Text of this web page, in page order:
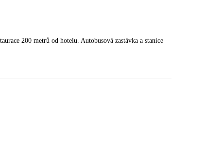
200 metrů od hotelu. Autobusová zastávka a stanice